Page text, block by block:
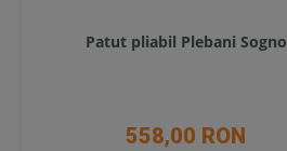
Patut pliabil Plebani Sogno
558,00 RON